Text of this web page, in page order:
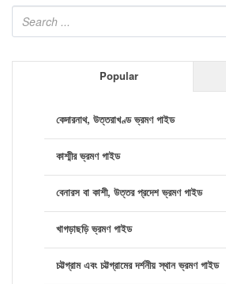
Popular
কেদারনাথ, উত্তরাখণ্ড ভ্রমণ গাইড
কাশ্মীর ভ্রমণ গাইড
বেনারস বা কাশী, উত্তর প্রদেশ ভ্রমণ গাইড
খাগড়াছড়ি ভ্রমণ গাইড
চট্টগ্রাম এবং চট্টগ্রামের দর্শনীয় স্থান ভ্রমণ গাইড